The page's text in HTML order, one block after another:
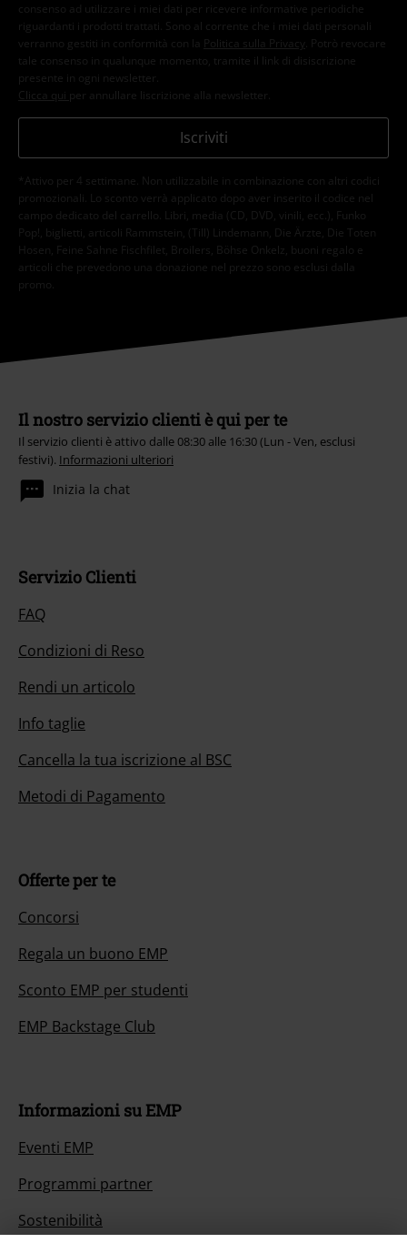
consenso ad utilizzare i miei dati per ricevere informative periodiche
riguardanti i prodotti trattati. Sono al corrente che i miei dati personali
verranno gestiti in conformità con la
Politica sulla Privacy
. Potrò revocare
tale consenso in qualunque momento, tramite il link di disiscrizione
presente in ogni newsletter.
Clicca qui per annullare liscrizione alla newsletter.
Iscriviti
*Attivo per 4 settimane. Non utilizzabile in combinazione con altri codici
promozionali. Lo sconto verrà applicato dopo aver inserito il codice nel
campo dedicato del carrello. Libri, media (CD, DVD, vinili, ecc.), Funko
Pop!, biglietti, articoli Rammstein, (Till) Lindemann, Die Ärzte, Die Toten
Hosen, Feine Sahne Fischfilet, Broilers, Böhse Onkelz, buoni regalo e
articoli che prevedono una donazione nel prezzo sono esclusi dalla
promo.
Il nostro servizio clienti è qui per te
Il servizio clienti è attivo dalle 08:30 alle 16:30 (Lun - Ven, esclusi
festivi). Informazioni ulteriori
Inizia la chat
Servizio Clienti
FAQ
Condizioni di Reso
Rendi un articolo
Info taglie
Cancella la tua iscrizione al BSC
Metodi di Pagamento
Offerte per te
Concorsi
Regala un buono EMP
Sconto EMP per studenti
EMP Backstage Club
Informazioni su EMP
Eventi EMP
Programmi partner
Sostenibilità